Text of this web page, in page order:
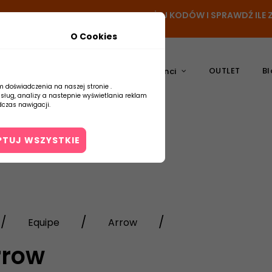
DODAJ PRODUKT DO KOSZYKA, UŻYJ KODÓW I SPRAWDŹ
Producenci OUTLET
Equipe Arrow
O Cookies
doświadczenia na naszej stronie .
analizy a nastepnie wyświetlania reklam
nawigacji.
WSZYSTKIE